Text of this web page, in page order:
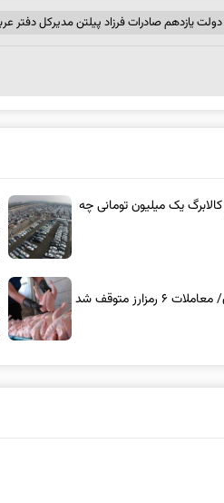
یازدهم صادرات فرزاد پیلتن مدیرکل دفتر
یک میلیون تومانی چه
متوقف شد